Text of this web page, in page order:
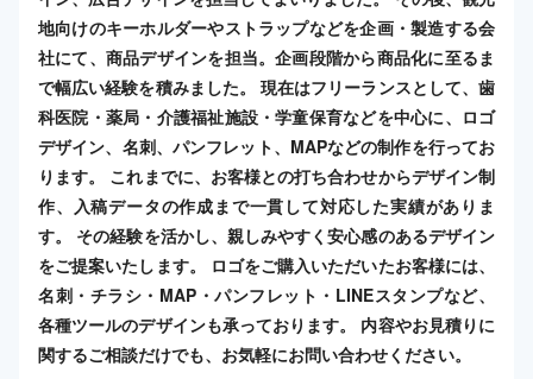
地向けのキーホルダーやストラップなどを企画・製造する会
社にて、商品デザインを担当。企画段階から商品化に至るま
で幅広い経験を積みました。 現在はフリーランスとして、歯
科医院・薬局・介護福祉施設・学童保育などを中心に、ロゴ
デザイン、名刺、パンフレット、MAPなどの制作を行ってお
ります。 これまでに、お客様との打ち合わせからデザイン制
作、入稿データの作成まで一貫して対応した実績がありま
す。 その経験を活かし、親しみやすく安心感のあるデザイン
をご提案いたします。 ロゴをご購入いただいたお客様には、
名刺・チラシ・MAP・パンフレット・LINEスタンプなど、
各種ツールのデザインも承っております。 内容やお見積りに
関するご相談だけでも、お気軽にお問い合わせください。